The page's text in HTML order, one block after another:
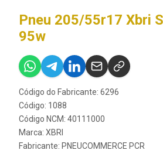
Pneu 205/55r17 Xbri
95w
Código do Fabricante: 6296
Código: 1088
Código NCM: 40111000
Marca: XBRI
Fabricante: PNEUCOMMERCE PCR